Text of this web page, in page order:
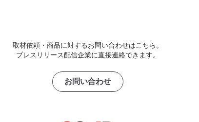
取材依頼・商品に対するお問い合わせはこちら。
プレスリリース配信企業に直接連絡できます。
お問い合わせ